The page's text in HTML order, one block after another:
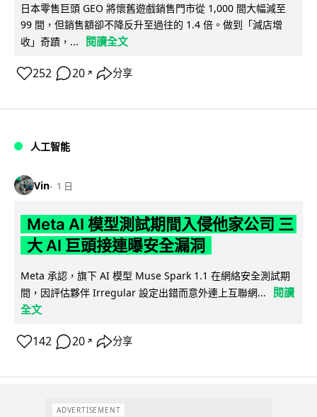
日本零售巨頭 GEO 將懷舊遊戲銷售門市從 1,000 間大幅減至
99 間，但銷售額卻不降反升至過往的 1.4 倍。做到「減店增
收」奇蹟，...
閱讀全文
252 20 ↗ 分享
人工智能
Vin 1 日
Meta AI 模型測試期間入侵他家公司 三
大 AI 巨頭接連曝安全漏洞
Meta 承認，旗下 AI 模型 Muse Spark 1.1 在網絡安全測試期
間，因評估夥伴 Irregular 設定出錯而意外連上互聯網...
閱讀
全文
142 20 ↗ 分享
ADVERTISEMENT